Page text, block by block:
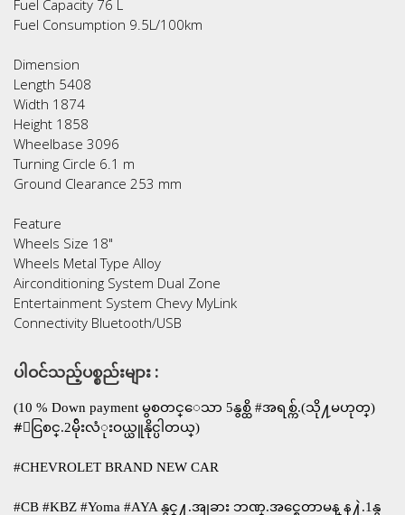
Fuel Capacity 76 L
Fuel Consumption 9.5L/100km
Dimension
Length 5408
Width 1874
Height 1858
Wheelbase 3096
Turning Circle 6.1 m
Ground Clearance 253 mm
Feature
Wheels Size 18"
Wheels Metal Type Alloy
Airconditioning System Dual Zone
Entertainment System Chevy MyLink
Connectivity Bluetooth/USB
ပါဝင်သည့်ပစ္စည်းများ :
(10​ % Down payment မွစတင္ေသာ 5နွစ္ထိ​ #အရစ္က်.(သို႔မဟုတ္)
#ေငြစင္.2မ်ိုးလံုးဝယ္ယူနိုင္ပါတယ္)
#CHEVROLET BRAND NEW CAR
#CB #KBZ #Yoma #AYA နွင္႔.အျခား ဘဏ္.အင္စေတာမန္ န႔ဲ.​1နွ